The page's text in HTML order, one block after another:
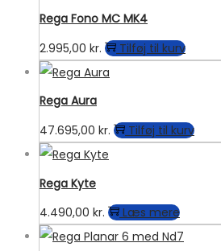
Rega Fono MC MK4
2.995,00 kr. Tilføj til kurv
Rega Aura
47.695,00 kr. Tilføj til kurv
Rega Kyte
4.490,00 kr. Læs mere